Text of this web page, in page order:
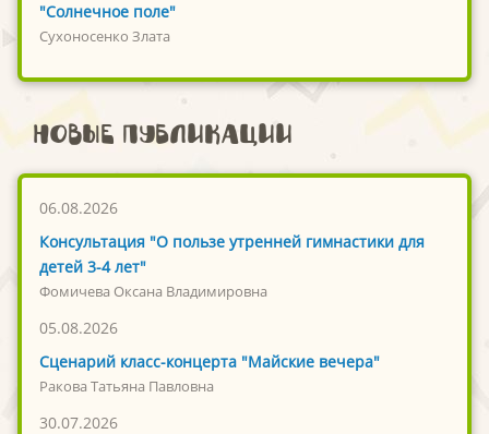
"Солнечное поле"
Сухоносенко Злата
Новые публикации
06.08.2026
Консультация "О пользе утренней гимнастики для
детей 3-4 лет"
Фомичева Оксана Владимировна
05.08.2026
Сценарий класс-концерта "Майские вечера"
Ракова Татьяна Павловна
30.07.2026